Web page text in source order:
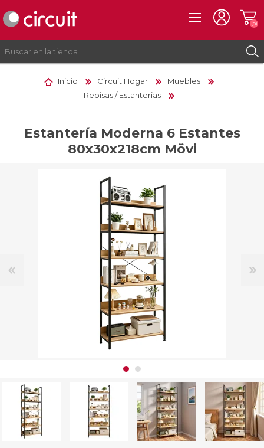
(0)
Inicio Circuit Hogar
Muebles
Repisas / Estanterias
Estantería Moderna 6 Estantes
80x30x218cm Mövi